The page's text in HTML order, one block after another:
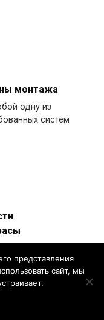
монтажа
одну из
систем
это
представления
сайт, мы